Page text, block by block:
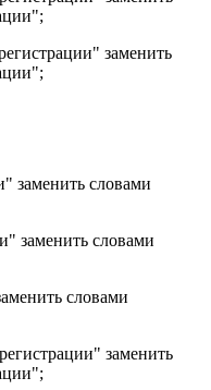
заменить
заменить словами
заменить словами
словами
заменить